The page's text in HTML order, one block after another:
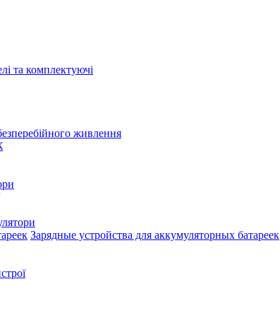
та комплектуючі
живлення
Зарядные устройства для аккумуляторных батареек